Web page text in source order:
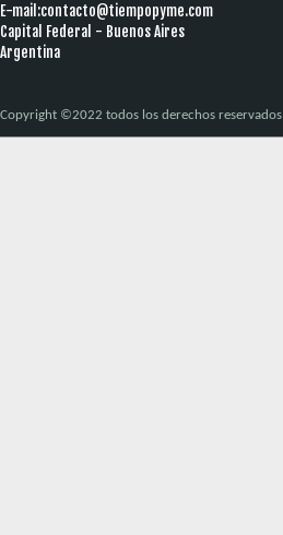
E-mail:contacto@tiempopyme.com
Capital Federal - Buenos Aires
Argentina
Copyright ©2022 todos los derechos reservados